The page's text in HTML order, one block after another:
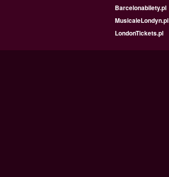
Barcelonabilety.pl
MusicaleLondyn.pl
LondonTickets.pl